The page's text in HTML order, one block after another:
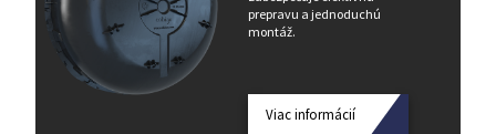
prepravu a jednoduchú
montáž.
Viac informácií